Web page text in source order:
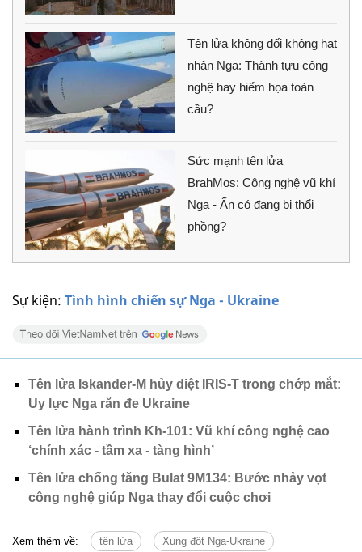
Sự kiện: Tình hình chiến sự Nga - Ukraine
Tên lửa không đối không hạt
nhân Nga: Thành tựu công
nghệ hay hiểm họa toàn
cầu?
Sức mạnh tên lửa
BrahMos: Công nghệ vũ khí
Nga - Ấn có đang bị thổi
phồng?
Tên lửa Iskander-M hủy diệt IRIS-T trong chớp mắt:
Uy lực Nga răn đe Ukraine
Tên lửa hành trình Kh-101: Vũ khí công nghệ cao
‘chính xác - tầm xa - tàng hình’
Tên lửa chống tăng Bulat 9M134: Bước nhảy vọt
công nghệ giúp Nga thay đổi cuộc chơi
Xem thêm về: tên lửa Xung đột Nga-Ukraine